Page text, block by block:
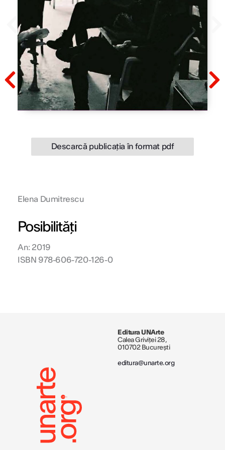
Prev
Descarcă publicația în format pdf
Elena Dumitrescu
Posibilități
An: 2019
ISBN 978-606-720-126-0
Prev
Editura UNArte
Calea Griviței 28,
010702 București
editura@unarte.org